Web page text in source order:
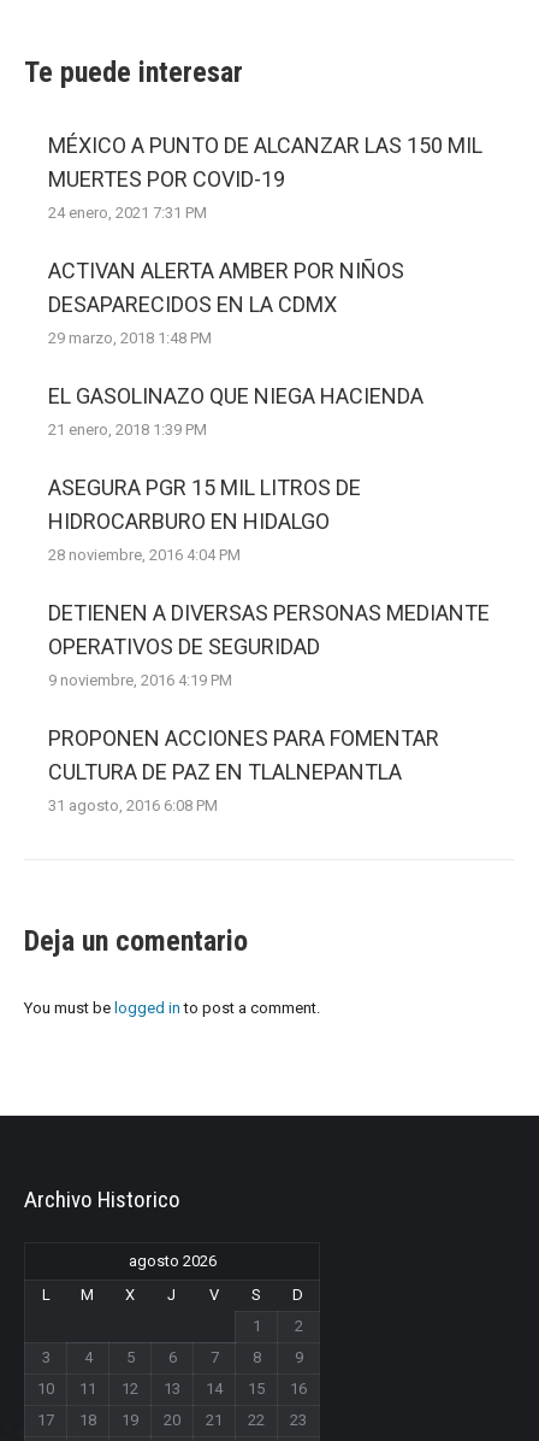
Te puede interesar
MÉXICO A PUNTO DE ALCANZAR LAS 150 MIL
MUERTES POR COVID-19
24 enero, 2021 7:31 PM
ACTIVAN ALERTA AMBER POR NIÑOS
DESAPARECIDOS EN LA CDMX
29 marzo, 2018 1:48 PM
EL GASOLINAZO QUE NIEGA HACIENDA
21 enero, 2018 1:39 PM
ASEGURA PGR 15 MIL LITROS DE
HIDROCARBURO EN HIDALGO
28 noviembre, 2016 4:04 PM
DETIENEN A DIVERSAS PERSONAS MEDIANTE
OPERATIVOS DE SEGURIDAD
9 noviembre, 2016 4:19 PM
PROPONEN ACCIONES PARA FOMENTAR
CULTURA DE PAZ EN TLALNEPANTLA
31 agosto, 2016 6:08 PM
Deja un comentario
You must be logged in to post a comment.
Archivo Historico
agosto 2026
L
M X J V S
D
1
2
3
4 5 6 7 8
9
10
11 12 13 14 15
16
17
18 19 20 21 22
23